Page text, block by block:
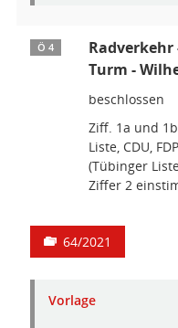
Ö 4
Turm -
beschlossen
Ziff. 1a und
Liste, CDU,
(Tübinger
Ziffer 2
64/2021
Vorlage